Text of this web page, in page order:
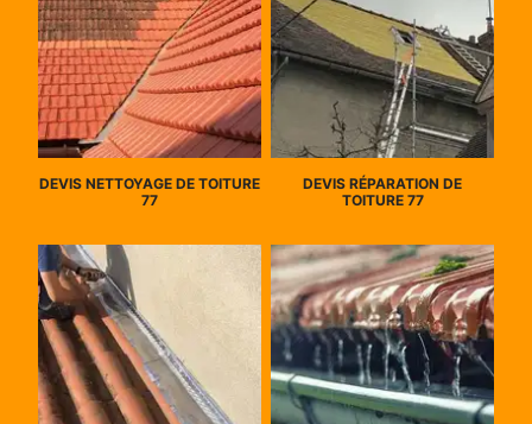
DEVIS NETTOYAGE DE TOITURE
77
DEVIS RÉPARATION DE
TOITURE 77